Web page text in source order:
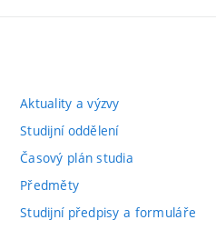
Aktuality a výzvy
Studijní oddělení
Časový plán studia
Předměty
Studijní předpisy a formuláře